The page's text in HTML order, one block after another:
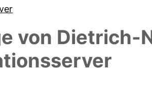
von Dietrich-